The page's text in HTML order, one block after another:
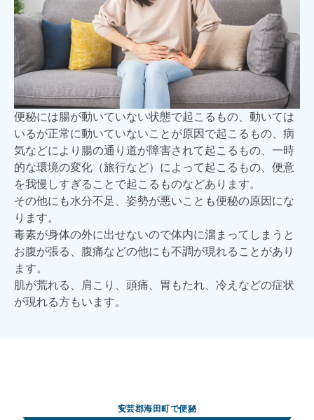
便秘には腸が動いていない状態で起こるもの、動いては
いるが正常に動いていないことが原因で起こるもの、病
気などにより腸の通り道が障害されて起こるもの、一時
的な環境の変化（旅行など）によって起こるもの、便意
を我慢しすぎることで起こるものなどあります。
その他にも水分不足、姿勢が悪いことも便秘の原因にな
ります。
毒素が身体の外に出せないので体内に溜まってしまうと
お腹が張る、腹痛などの他にも不調が現れることがあり
ます。
肌が荒れる、肩こり、頭痛、胃もたれ、冷えなどの症状
が現れる方もいます。
安芸郡海田町で便秘